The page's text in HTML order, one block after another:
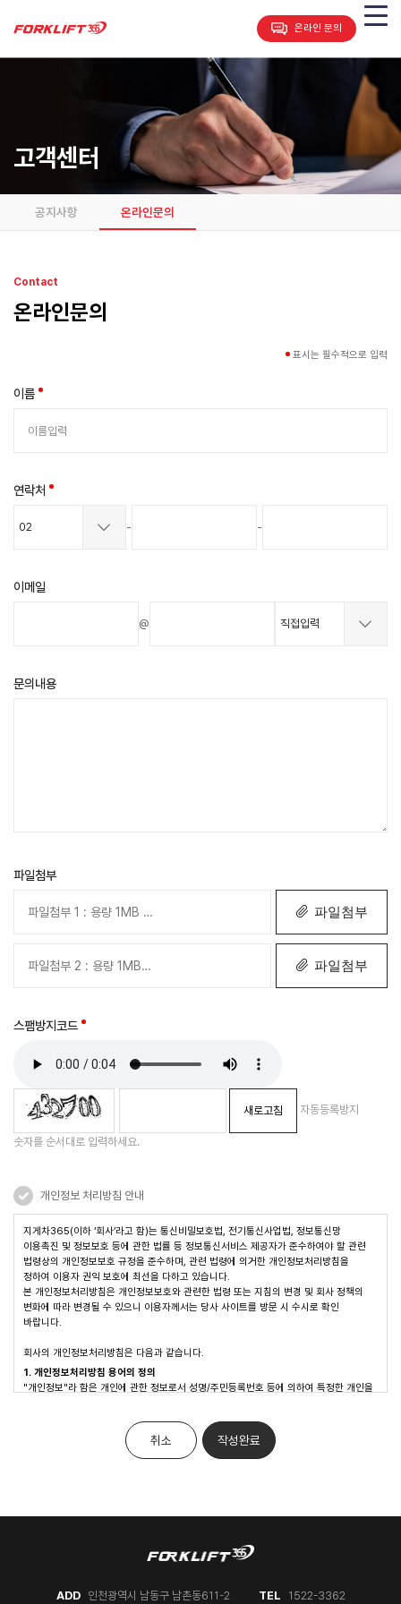
온라인 문의
고객센터
공지사항 온라인문의
Contact
온라인문의
표시는 필수적으로 입력
이름
연락처
- -
이메일
@
문의내용
파일첨부
파일첨부
파일첨부
스팸방지코드
새로고침 자동등록방지
숫자를 순서대로 입력하세요.
개인정보 처리방침 안내
지게차365(이하 ‘회사’라고 함)는 통신비밀보호법, 전기통신사업법, 정보통신망
이용촉진 및 정보보호 등에 관한 법률 등 정보통신서비스 제공자가 준수하여야 할 관련
법령상의 개인정보보호 규정을 준수하며, 관련 법령에 의거한 개인정보처리방침을
정하여 이용자 권익 보호에 최선을 다하고 있습니다.
본 개인정보처리방침은 개인정보보호와 관련한 법령 또는 지침의 변경 및 회사 정책의
변화에 따라 변경될 수 있으니 이용자께서는 당사 사이트를 방문 시 수시로 확인
바랍니다.
회사의 개인정보처리방침은 다음과 같습니다.
1. 개인정보처리방침 용어의 정의
"개인정보"라 함은 개인에 관한 정보로서 성명/주민등록번호 등에 의하여 특정한 개인을
"이용자"라 함은 지게차365의 웹사이트에 접속하여 이 약관에 따라 회사가 제공하는
수집하는 개인정보의 항목은 원활한 고객상담, 각종 서비스의 제공을 위해 아래와 같은
온라인 문의, 답변, 고객상담 : 이름, 이메일, 휴대전화번호
취소 작성완료
ADD 인천광역시 남동구 남촌동611-2 TEL 1522-3362